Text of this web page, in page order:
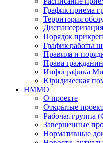
График приема
Территория
Диспансеризация
Порядок
График работы
Правила и
Права
Инфографика
Юридическая
НММО
О проекте
Открытые
Рабочая группа
Завершенные
Нормативные